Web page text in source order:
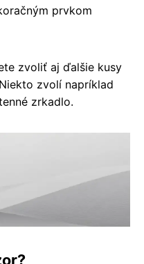
prvkom
zvoliť aj ďalšie kusy
zvolí napríklad
zrkadlo.